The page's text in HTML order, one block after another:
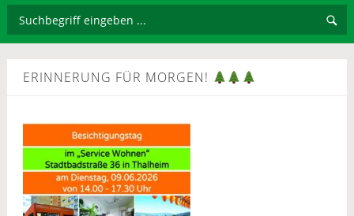
ERINNERUNG FÜR MORGEN!